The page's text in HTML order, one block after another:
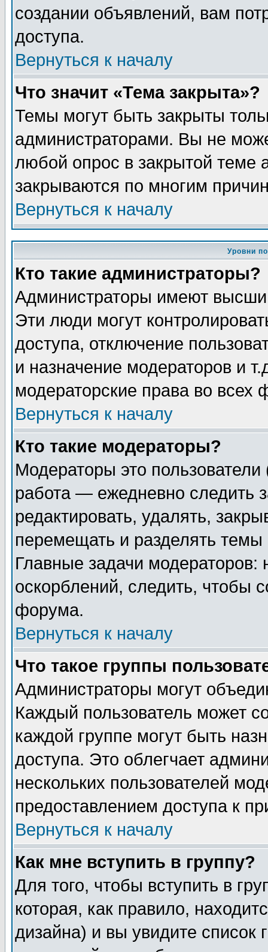
создании объявлений, вам
доступа.
Вернуться к началу
Что значит «Тема закрыта»?
Темы могут быть закрыты
администраторами. Вы не
любой опрос в закрытой теме
закрываются по многим
Вернуться к началу
Уровни
Кто такие администраторы?
Администраторы имеют
Эти люди могут
доступа, отключение
и назначение модераторов и
модераторские права во всех
Вернуться к началу
Кто такие модераторы?
Модераторы это
работа — ежедневно следить
редактировать, удалять,
перемещать и разделять
Главные задачи
оскорблений, следить, чтобы
форума.
Вернуться к началу
Что такое группы
Администраторы могут
Каждый пользователь может
каждой группе могут быть
доступа. Это облегчает
нескольких пользователей
предоставлением доступа к
Вернуться к началу
Как мне вступить в группу?
Для того, чтобы вступить в
которая, как правило,
дизайна) и вы увидите список